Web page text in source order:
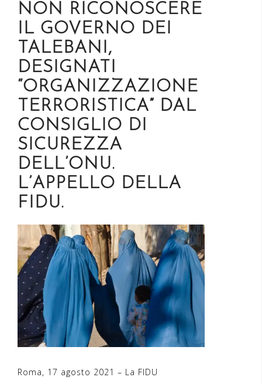
NON RICONOSCERE
IL GOVERNO DEI
TALEBANI,
DESIGNATI
“ORGANIZZAZIONE
TERRORISTICA” DAL
CONSIGLIO DI
SICUREZZA
DELL’ONU.
L’APPELLO DELLA
FIDU.
Roma, 17 agosto 2021 – La FIDU